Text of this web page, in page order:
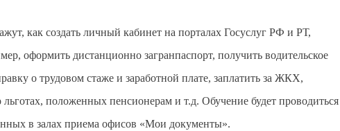
как создать личный кабинет на порталах Госуслуг РФ и РТ,
оформить дистанционно загранпаспорт, получить водительское
о трудовом стаже и заработной плате, заплатить за ЖКХ,
льготах, положенных пенсионерам и т.д. Обучение будет проводиться
в залах приема офисов «Мои документы».